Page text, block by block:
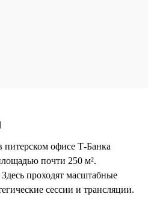
офисе Т-Банка
почти 250 м².
проходят масштабные
сессии и трансляции.